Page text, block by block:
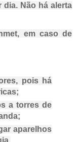
dia. Não há alerta
em caso de
pois há
a torres de
aparelhos